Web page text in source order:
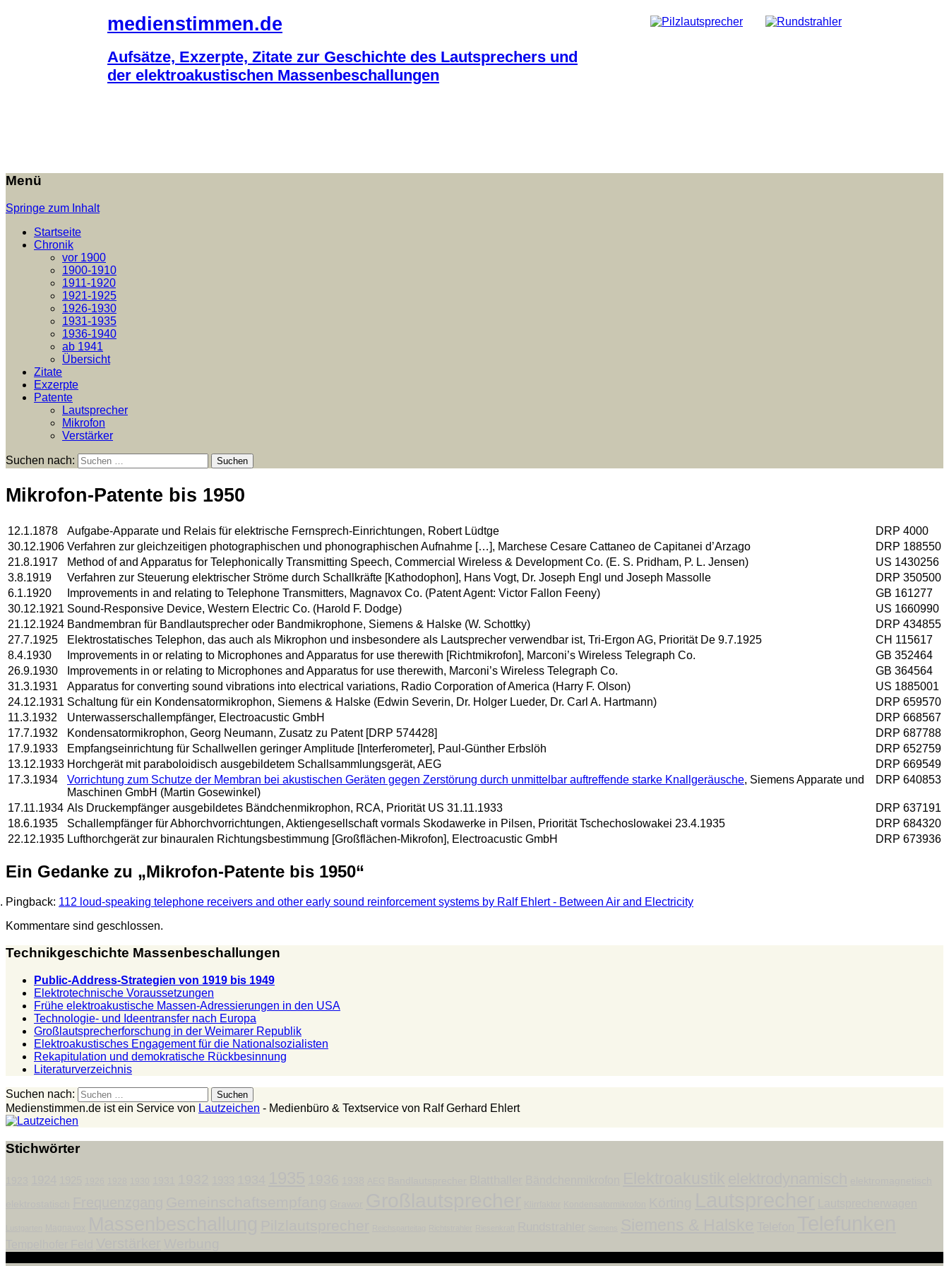
medienstimmen.de
Aufsätze, Exzerpte, Zitate zur Geschichte des Lautsprechers und
der elektroakustischen Massenbeschallungen
Menü
Springe zum Inhalt
Startseite
Chronik
vor 1900
1900-1910
1911-1920
1921-1925
1926-1930
1931-1935
1936-1940
ab 1941
Übersicht
Zitate
Exzerpte
Patente
Lautsprecher
Mikrofon
Verstärker
Suchen nach:
Mikrofon-Patente bis 1950
12.1.1878 Aufgabe-Apparate und Relais für elektrische Fernsprech-Einrichtungen, Robert Lüdtge
DRP 4000
30.12.1906 Verfahren zur gleichzeitigen photographischen und phonographischen Aufnahme […], Marchese Cesare Cattaneo de Capitanei d’Arzago
DRP 188550
21.8.1917
Method of and Apparatus for Telephonically Transmitting Speech, Commercial Wireless & Development Co. (E. S. Pridham, P. L. Jensen)
US 1430256
3.8.1919
Verfahren zur Steuerung elektrischer Ströme durch Schallkräfte [Kathodophon], Hans Vogt, Dr. Joseph Engl und Joseph Massolle
DRP 350500
6.1.1920
Improvements in and relating to Telephone Transmitters, Magnavox Co. (Patent Agent: Victor Fallon Feeny)
GB 161277
30.12.1921 Sound-Responsive Device, Western Electric Co. (Harold F. Dodge)
US 1660990
21.12.1924 Bandmembran für Bandlautsprecher oder Bandmikrophone, Siemens & Halske (W. Schottky)
DRP 434855
27.7.1925
Elektrostatisches Telephon, das auch als Mikrophon und insbesondere als Lautsprecher verwendbar ist, Tri-Ergon AG, Priorität De 9.7.1925
CH 115617
8.4.1930
Improvements in or relating to Microphones and Apparatus for use therewith [Richtmikrofon], Marconi’s Wireless Telegraph Co.
GB 352464
26.9.1930
Improvements in or relating to Microphones and Apparatus for use therewith, Marconi’s Wireless Telegraph Co.
GB 364564
31.3.1931
Apparatus for converting sound vibrations into electrical variations, Radio Corporation of America (Harry F. Olson)
US 1885001
24.12.1931 Schaltung für ein Kondensatormikrophon, Siemens & Halske (Edwin Severin, Dr. Holger Lueder, Dr. Carl A. Hartmann)
DRP 659570
11.3.1932
Unterwasserschallempfänger, Electroacustic GmbH
DRP 668567
17.7.1932
Kondensatormikrophon, Georg Neumann, Zusatz zu Patent [DRP 574428]
DRP 687788
17.9.1933
Empfangseinrichtung für Schallwellen geringer Amplitude [Interferometer], Paul-Günther Erbslöh
DRP 652759
13.12.1933 Horchgerät mit paraboloidisch ausgebildetem Schallsammlungsgerät, AEG
DRP 669549
17.3.1934
Vorrichtung zum Schutze der Membran bei akustischen Geräten gegen Zerstörung durch unmittelbar auftreffende starke Knallgeräusche, Siemens Apparate und
Maschinen GmbH (Martin Gosewinkel)
DRP 640853
17.11.1934 Als Druckempfänger ausgebildetes Bändchenmikrophon, RCA, Priorität US 31.11.1933
DRP 637191
18.6.1935
Schallempfänger für Abhorchvorrichtungen, Aktiengesellschaft vormals Skodawerke in Pilsen, Priorität Tschechoslowakei 23.4.1935
DRP 684320
22.12.1935 Lufthorchgerät zur binauralen Richtungsbestimmung [Großflächen-Mikrofon], Electroacustic GmbH DRP 673936
Ein Gedanke zu „Mikrofon-Patente bis 1950“
Pingback: 112 loud-speaking telephone receivers and other early sound reinforcement systems by Ralf Ehlert - Between Air and Electricity
Kommentare sind geschlossen.
Technikgeschichte Massenbeschallungen
Public-Address-Strategien von 1919 bis 1949
Elektrotechnische Voraussetzungen
Frühe elektroakustische Massen-Adressierungen in den USA
Technologie- und Ideentransfer nach Europa
Großlautsprecherforschung in der Weimarer Republik
Elektroakustisches Engagement für die Nationalsozialisten
Rekapitulation und demokratische Rückbesinnung
Literaturverzeichnis
Suchen nach:
Medienstimmen.de ist ein Service von Lautzeichen - Medienbüro & Textservice von Ralf Gerhard Ehlert
Stichwörter